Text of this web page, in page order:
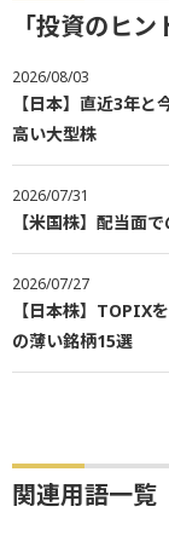
「投資のヒ
2026/08/03
【日本】直近3年
高い大型株
2026/07/31
【米国株】配当面
2026/07/27
【日本株】TOPIX
の薄い銘柄15選
関連用語一覧